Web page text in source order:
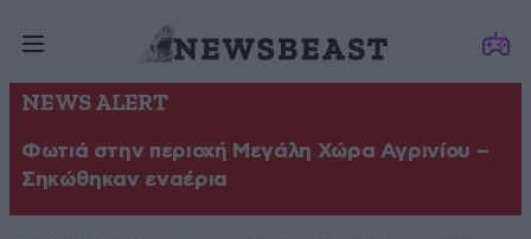
NEWS ALERT
Φωτιά στην περιοχή Μεγάλη Χώρα Αγρινίου –
Σηκώθηκαν εναέρια